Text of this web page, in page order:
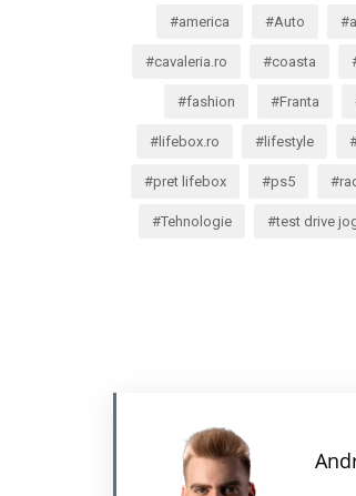
america Auto
cavaleria.ro coasta
fashion Franta
lifebox.ro lifestyle
pret lifebox ps5
Tehnologie test drive